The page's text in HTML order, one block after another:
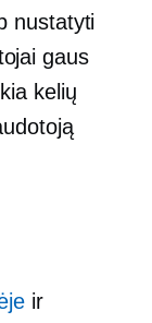
nustatyti
gaus
kelių
ir